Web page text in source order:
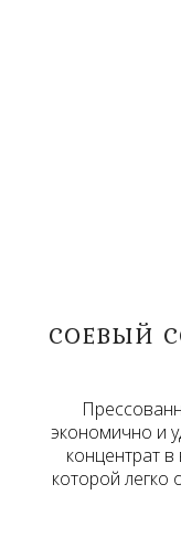
СОЕВЫЙ
экономично и
концентрат в
которой легко